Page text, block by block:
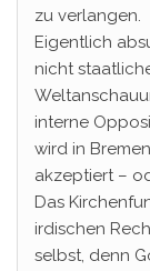
zu verlangen.
Eigentlich
nicht
interne
wird in
akzeptiert –
Das
irdischen
selbst, denn